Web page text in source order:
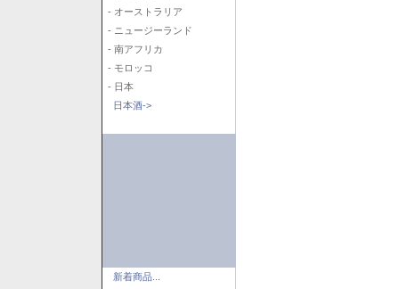
- オーストラリア
- ニュージーランド
- 南アフリカ
- モロッコ
- 日本
日本酒->
新着商品...